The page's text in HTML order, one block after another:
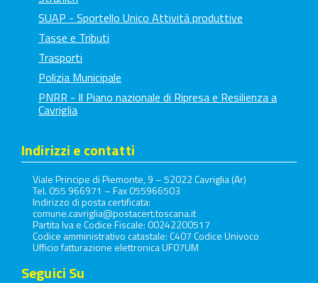
SUAP - Sportello Unico Attività produttive
Tasse e Tributi
Trasporti
Polizia Municipale
PNRR - Il Piano nazionale di Ripresa e Resilienza a
Cavriglia
Indirizzi e contatti
Viale Principe di Piemonte, 9 – 52022 Cavriglia (Ar)
Tel. 055 966971 – Fax 055966503
Indirizzo di posta certificata:
comune.cavriglia@postacert.toscana.it
Partita Iva e Codice Fiscale: 00242200517
Codice amministrativo catastale: C407 Codice Univoco
Ufficio fatturazione elettronica UF07UM
Seguici Su